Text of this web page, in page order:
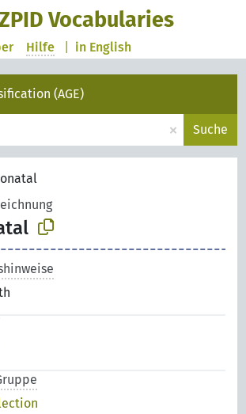
Vocabularies
in English
Hilfe
(AGE)
× Suche